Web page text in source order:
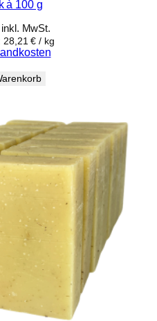
à 100 g
inkl. MwSt.
28,21€ / kg